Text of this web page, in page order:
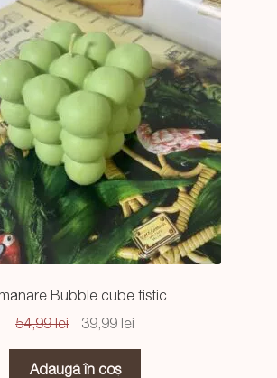
Bubble cube fistic
54,99lei
Prețul
a
39,99 leiPrețul
Adaugă în coș